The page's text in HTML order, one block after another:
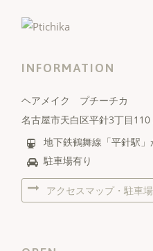
INFORMATION
ヘアメイク プチーチカ
名古屋市天白区平針3丁目110
地下鉄鶴舞線「平針駅
駐車場有り
アクセスマップ・駐車